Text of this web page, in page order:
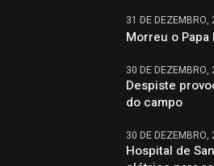
31 DE DEZEMBRO,
Morreu o Papa
30 DE DEZEMBRO,
Despiste
do campo
30 DE DEZEMBRO,
Hospital de